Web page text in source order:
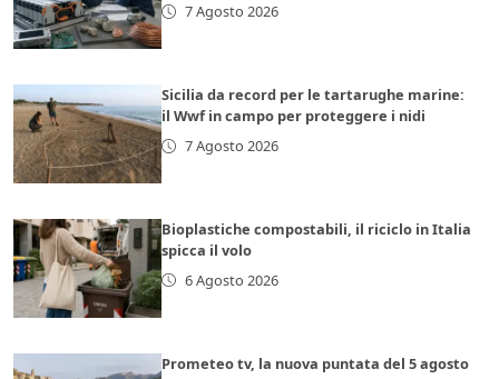
7 Agosto 2026
Sicilia da record per le tartarughe marine:
il Wwf in campo per proteggere i nidi
7 Agosto 2026
Bioplastiche compostabili, il riciclo in Italia
spicca il volo
6 Agosto 2026
Prometeo tv, la nuova puntata del 5 agosto